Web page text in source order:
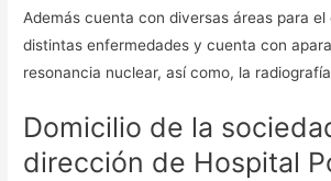
Además cuenta con diversas áreas para
distintas enfermedades y cuenta con
resonancia nuclear, así como, la
Domicilio de la
dirección de Hospital